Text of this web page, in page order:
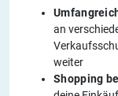
an
weiter
Shopping